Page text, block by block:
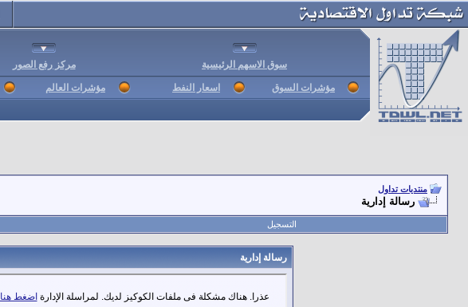
سوق الاسهم الرئيسية مركز رفع الصور
مؤشرات السوق اسعار النفط مؤشرات العالم
منتديات تداول
رسالة إدارية
التسجيل
رسالة إدارية
عذرا. هناك مشكلة فى ملفات الكوكيز لديك. لمراسلة الإدارة اضغط هنا